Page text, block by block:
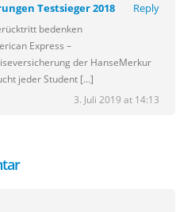
Testsieger 2018
Reply
bedenken
Express –
der HanseMerkur
jeder Student […]
3. Juli 2019 at 14:13